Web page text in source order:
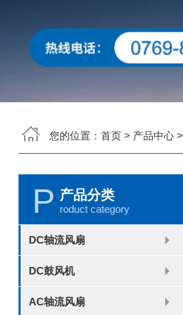
您的位置： 首页> 产品中心>
P 产品分类
roduct category
DC轴流风扇
2006
2010
2507
2510
3006
3007
3010
3510
4007
4010-B
4015
4020
4028
4510
5010
5015
5020
5025
6010
6015
6020
6025
6038
7010
7015
7025
8010
8015
8025-A
8025-B
8038
9025-B
8020
9238
1225-A
1225-B
1232
1238-A
1238-B
1425
1751
20060
DC鼓风机
2006
3507
4008
DFM4010B
4020
4506-A
4506-B
5008
5010
5015-A
5015-B
5016
5020-A
5020-B
5025-A
5025-B
6006
6008
6015-A
6015-B
6020
6025
6028-A
6028-B
7515
7525
7530-A
7530-B
8030-A
8030-B
9330-A
9330-C
9733
10033
1232
AC轴流风扇